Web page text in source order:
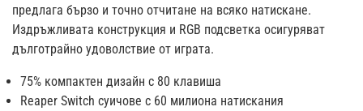
предлага бързо и точно отчитане на всяко натискане.
Издръжливата конструкция и RGB подсветка осигуряват
дълготрайно удоволствие от играта.
75% компактен дизайн с 80 клавиша
Reaper Switch суичове с 60 милиона натискания